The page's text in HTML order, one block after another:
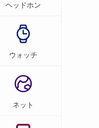
ヘッドホン
ウォッチ
ネット